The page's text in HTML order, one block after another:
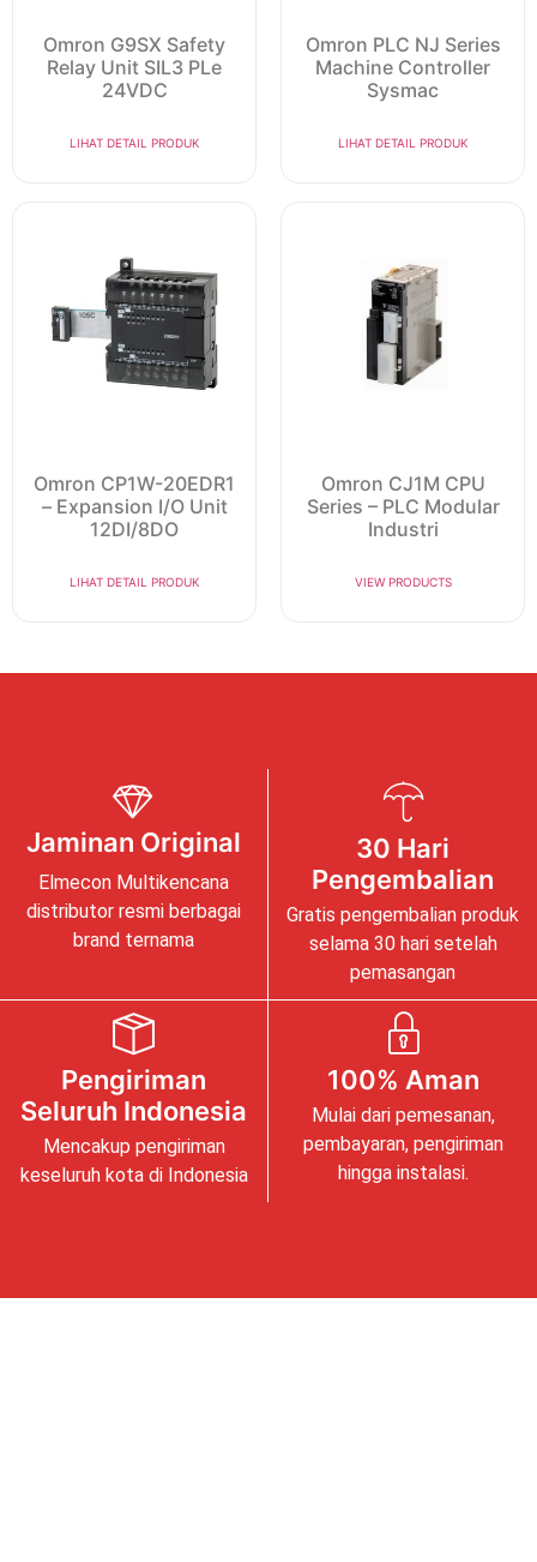
Omron G9SX Safety
Relay Unit SIL3 PLe
24VDC
LIHAT DETAIL PRODUK
Omron PLC NJ Series
Machine Controller
Sysmac
LIHAT DETAIL PRODUK
Omron CP1W-20EDR1
– Expansion I/O Unit
12DI/8DO
LIHAT DETAIL PRODUK
Omron CJ1M CPU
Series – PLC Modular
Industri
VIEW PRODUCTS
Jaminan Original
Elmecon Multikencana
distributor resmi berbagai
brand ternama
30 Hari
Pengembalian
Gratis pengembalian produk
selama 30 hari setelah
pemasangan
Pengiriman
Seluruh Indonesia
Mencakup pengiriman
keseluruh kota di Indonesia
100% Aman
Mulai dari pemesanan,
pembayaran, pengiriman
hingga instalasi.